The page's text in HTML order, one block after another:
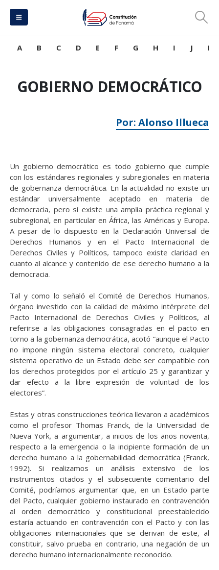
A B C D E F G H I J K
GOBIERNO DEMOCRÁTICO
Por: Alonso Illueca
Un gobierno democrático es todo gobierno que cumple
con los estándares regionales y subregionales en materia
de gobernanza democrática. En la actualidad no existe un
estándar universalmente aceptado en materia de
democracia, pero sí existe una amplia práctica regional y
subregional, en particular en África, las Américas y Europa.
A pesar de lo dispuesto en la Declaración Universal de
Derechos Humanos y en el Pacto Internacional de
Derechos Civiles y Políticos, tampoco existe claridad en
cuanto al alcance y contenido de ese derecho humano a la
democracia.
Tal y como lo señaló el Comité de Derechos Humanos,
órgano investido con la calidad de máximo intérprete del
Pacto Internacional de Derechos Civiles y Políticos, al
referirse a las obligaciones consagradas en el pacto en
torno a la gobernanza democrática, acotó “aunque el Pacto
no impone ningún sistema electoral concreto, cualquier
sistema operativo de un Estado debe ser compatible con
los derechos protegidos por el artículo 25 y garantizar y
dar efecto a la libre expresión de voluntad de los
electores”.
Estas y otras construcciones teórica llevaron a académicos
como el profesor Thomas Franck, de la Universidad de
Nueva York, a argumentar, a inicios de los años noventa,
respecto a la emergencia o la incipiente formación de un
derecho humano a la gobernabilidad democrática (Franck,
1992). Si realizamos un análisis extensivo de los
instrumentos citados y el subsecuente comentario del
Comité, podríamos argumentar que, en un Estado parte
del Pacto, cualquier gobierno instaurado en contravención
al orden democrático y constitucional preestablecido
estaría actuando en contravención con el Pacto y con las
obligaciones internacionales que se derivan de este, al
constituir, salvo prueba en contrario, una negación de un
derecho humano internacionalmente reconocido.